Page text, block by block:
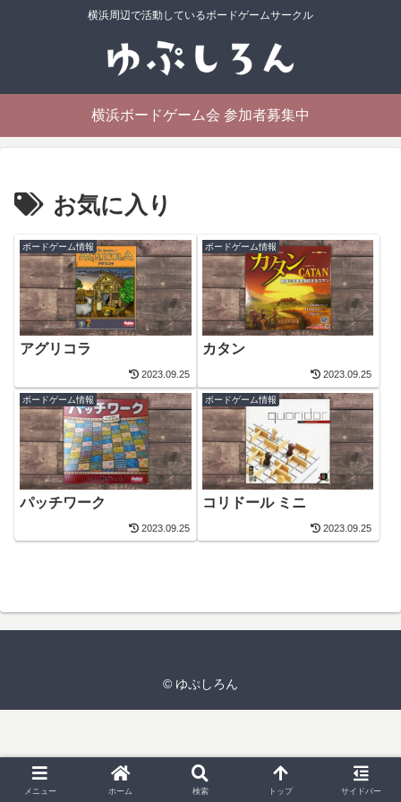
横浜周辺で活動しているボードゲームサークル
横浜ボードゲーム会 参加者募集中
お気に入り
ボードゲーム情報
アグリコラ
2023.09.25
ボードゲーム情報
カタン
2023.09.25
ボードゲーム情報
パッチワーク
2023.09.25
ボードゲーム情報
コリドール ミニ
2023.09.25
© ゆぷしろん
メニュー ホーム 検索 トップ サイドバー